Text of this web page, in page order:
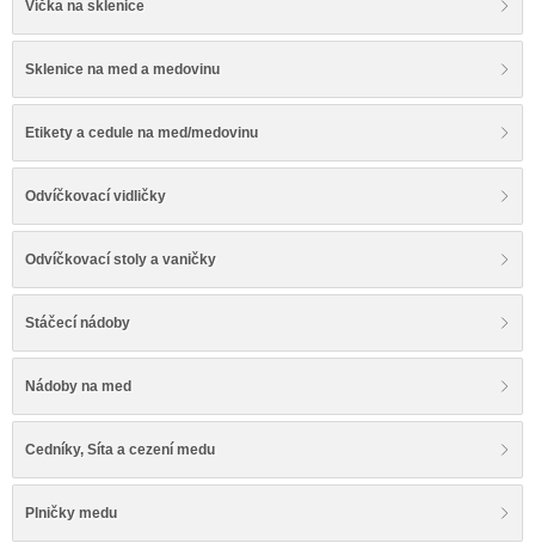
Víčka na sklenice
Sklenice na med a medovinu
Etikety a cedule na med/medovinu
Odvíčkovací vidličky
Odvíčkovací stoly a vaničky
Stáčecí nádoby
Nádoby na med
Cedníky, Síta a cezení medu
Plničky medu